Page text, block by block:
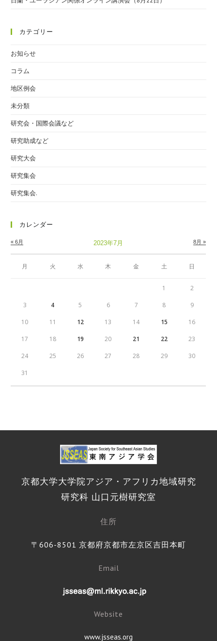
カテゴリー
お知らせ
コラム
地区例会
未分類
研究会・国際会議など
研究助成など
研究大会
研究集会
研究集会.
カレンダー
2023年7月
月 火 水 木 金 土 日
« 6月 8月 »
1 2
3 4 5 6 7 8 9
10 11 12 13 14 15 16
17 18 19 20 21 22 23
24 25 26 27 28 29 30
31
京都大学大学院アジア・アフリカ地域研究
研究科 山口元樹研究室
住所
〒606-8501 京都府京都市左京区吉田本町
Email
Website
www.jsseas.org